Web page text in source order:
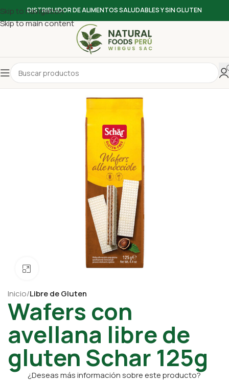
Skip to navigation
Skip to main content
DISTRIBUIDOR DE ALIMENTOS SALUDABLES Y SIN GLUTEN
Click para ampliar
Inicio Libre de Gluten
Wafers con
avellana libre de
gluten Schar 125g
¿Deseas más información sobre este producto?